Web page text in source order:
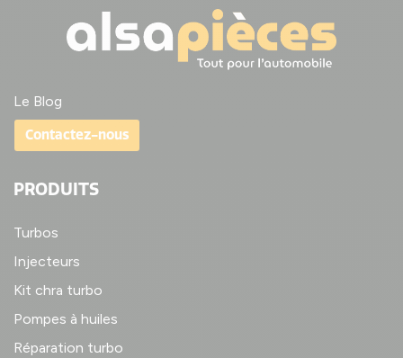
Le Blog
Contactez-nous
PRODUITS
Turbos
Injecteurs
Kit chra turbo
Pompes à huiles
Réparation turbo